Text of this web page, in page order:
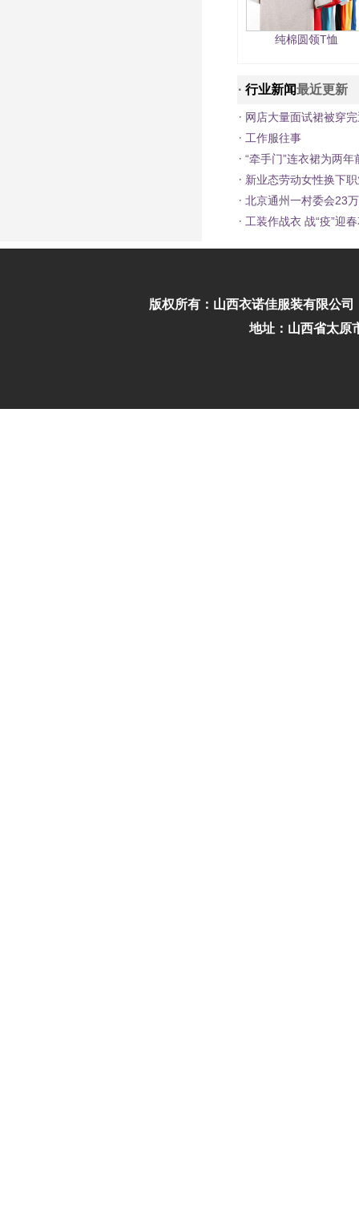
纯棉圆领T恤
· 行业新闻最近更新
· 网店大量面试裙被穿
· 工作服往事
· “牵手门”连衣裙为两
· 新业态劳动女性换下
· 北京通州一村委会23
· 工装作战衣 战“疫”迎
版权所有： 山西衣诺佳服装有限公司
地址：山西省太原